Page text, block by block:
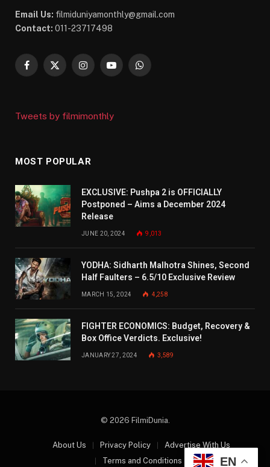
Email Us: filmiduniyamonthly@gmail.com
Contact: 011-23717498
Facebook
X
InstagramYouTubeWhatsApp
Tweets by filmimonthly
MOST POPULAR
EXCLUSIVE: Pushpa 2 is OFFICIALLY
Postponed – Aims a December 2024
Release
JUNE 20, 2024 9,013
YODHA: Sidharth Malhotra Shines, Second
Half Faulters – 6.5/10 Exclusive Review
MARCH 15, 2024 4,258
FIGHTER ECONOMICS: Budget, Recovery &
Box Office Verdicts. Exclusive!
JANUARY 27, 2024 3,589
© 2026 FilmiDunia.
About Us Privacy Policy
Advertise With Us
Terms and Conditions
EN